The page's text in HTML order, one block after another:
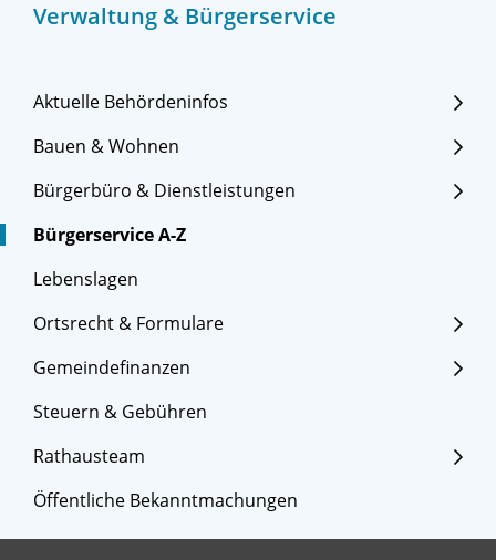
Verwaltung & Bürgerservice
Aktuelle Behördeninfos
Bauen & Wohnen
Bürgerbüro & Dienstleistungen
Bürgerservice A-Z
Lebenslagen
Ortsrecht & Formulare
Gemeindefinanzen
Steuern & Gebühren
Rathausteam
Öffentliche Bekanntmachungen